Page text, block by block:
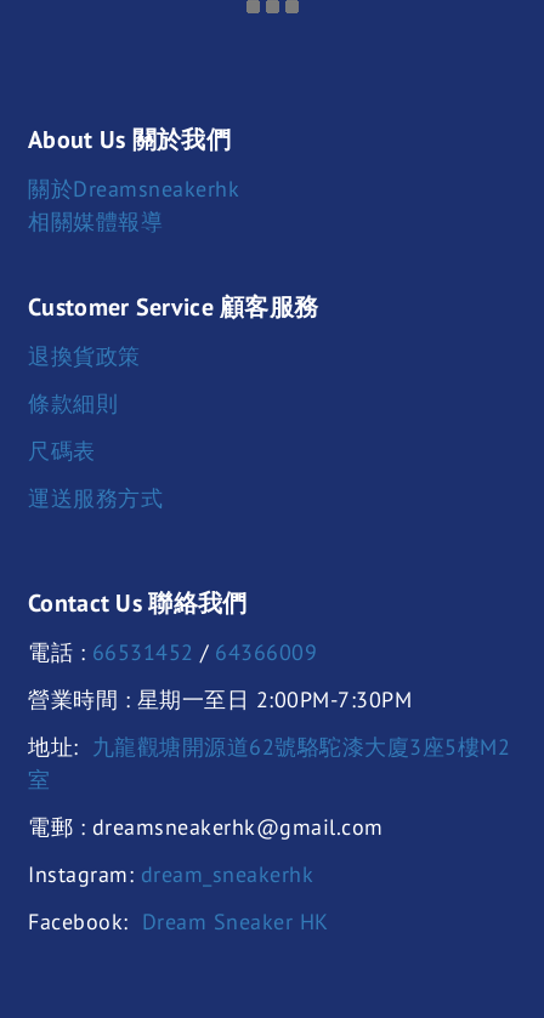
About Us 關於我們
關於Dreamsneakerhk
相關媒體報導
Customer Service 顧客服務
退換貨政策
條款細則
尺碼表
運送服務方式
Contact Us 聯絡我們
電話 : 66531452 / 64366009
營業時間 : 星期一至日 2:00PM-7:30PM
地址:
九龍觀塘開源道62號駱駝漆大廈3座5樓M2
室
電郵 : dreamsneakerhk@gmail.com
Instagram: dream_sneakerhk
Facebook: Dream Sneaker HK